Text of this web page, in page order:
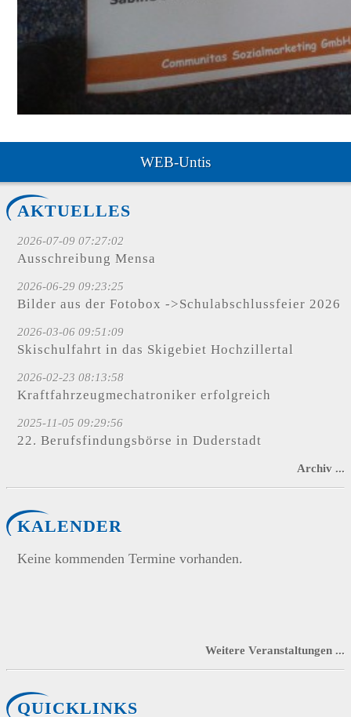
WEB-Untis
AKTUELLES
2026-07-09 07:27:02
Ausschreibung Mensa
2026-06-29 09:23:25
Bilder aus der Fotobox ->Schulabschlussfeier 2026
2026-03-06 09:51:09
Skischulfahrt in das Skigebiet Hochzillertal
2026-02-23 08:13:58
Kraftfahrzeugmechatroniker erfolgreich
2025-11-05 09:29:56
22. Berufsfindungsbörse in Duderstadt
Archiv ...
KALENDER
Keine kommenden Termine vorhanden.
Weitere Veranstaltungen ...
QUICKLINKS